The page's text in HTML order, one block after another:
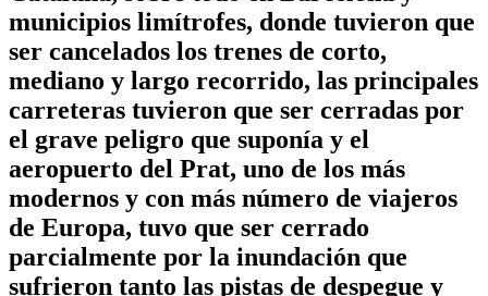
municipios limítrofes, donde tuvieron que
ser cancelados los trenes de corto,
mediano y largo recorrido, las principales
carreteras tuvieron que ser cerradas por
el grave peligro que suponía y el
aeropuerto del Prat, uno de los más
modernos y con más número de viajeros
de Europa, tuvo que ser cerrado
parcialmente por la inundación que
sufrieron tanto las pistas de despegue y